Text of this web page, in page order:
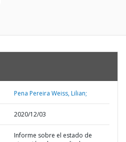
Pena Pereira Weiss, Lilian;
2020/12/03
Informe sobre el estado de